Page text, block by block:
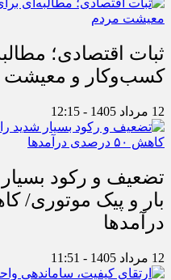
ثبات اقتصادی؛
کسب‌وکار و معیشت
12 مرداد 1405 - 12:15
تضعیف و رکود
درآمدها
12 مرداد 1405 - 11:51